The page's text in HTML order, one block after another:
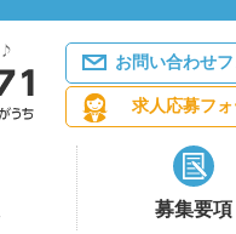
お問い合わせ
求人応募フ
募集要項